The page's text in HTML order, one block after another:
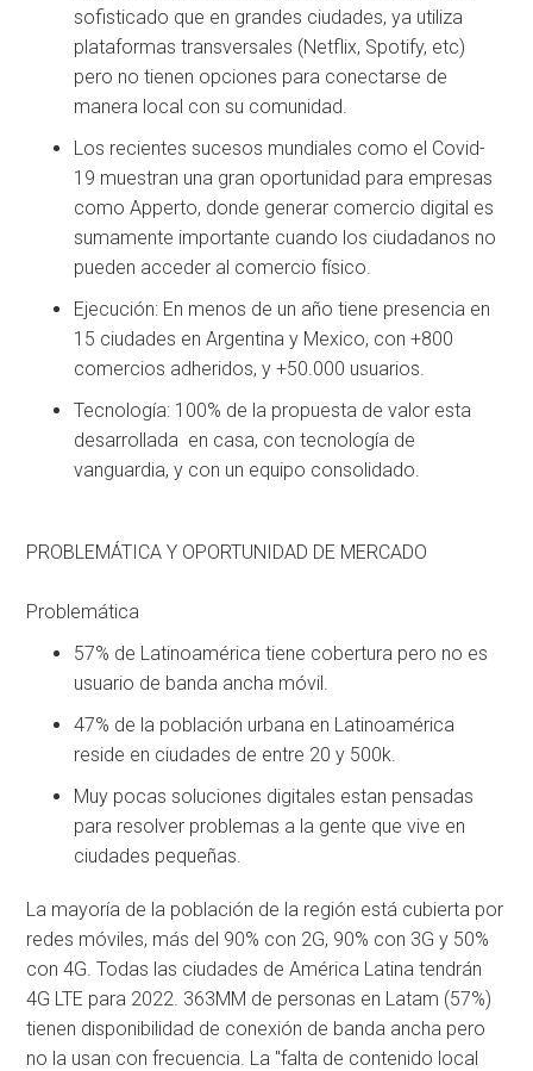
sofisticado que en grandes ciudades, ya utiliza
plataformas transversales (Netflix, Spotify, etc)
pero no tienen opciones para conectarse de
manera local con su comunidad.
Los recientes sucesos mundiales como el Covid-
19 muestran una gran oportunidad para empresas
como Apperto, donde generar comercio digital es
sumamente importante cuando los ciudadanos no
pueden acceder al comercio físico.
Ejecución: En menos de un año tiene presencia en
15 ciudades en Argentina y Mexico, con +800
comercios adheridos, y +50.000 usuarios.
Tecnología: 100% de la propuesta de valor esta
desarrollada en casa, con tecnología de
vanguardia, y con un equipo consolidado.
PROBLEMÁTICA Y OPORTUNIDAD DE MERCADO
Problemática
57% de Latinoamérica tiene cobertura pero no es
usuario de banda ancha móvil.
47% de la población urbana en Latinoamérica
reside en ciudades de entre 20 y 500k.
Muy pocas soluciones digitales estan pensadas
para resolver problemas a la gente que vive en
ciudades pequeñas.
La mayoría de la población de la región está cubierta por
redes móviles, más del 90% con 2G, 90% con 3G y 50%
con 4G. Todas las ciudades de América Latina tendrán
4G LTE para 2022. 363MM de personas en Latam (57%)
tienen disponibilidad de conexión de banda ancha pero
no la usan con frecuencia. La "falta de contenido local